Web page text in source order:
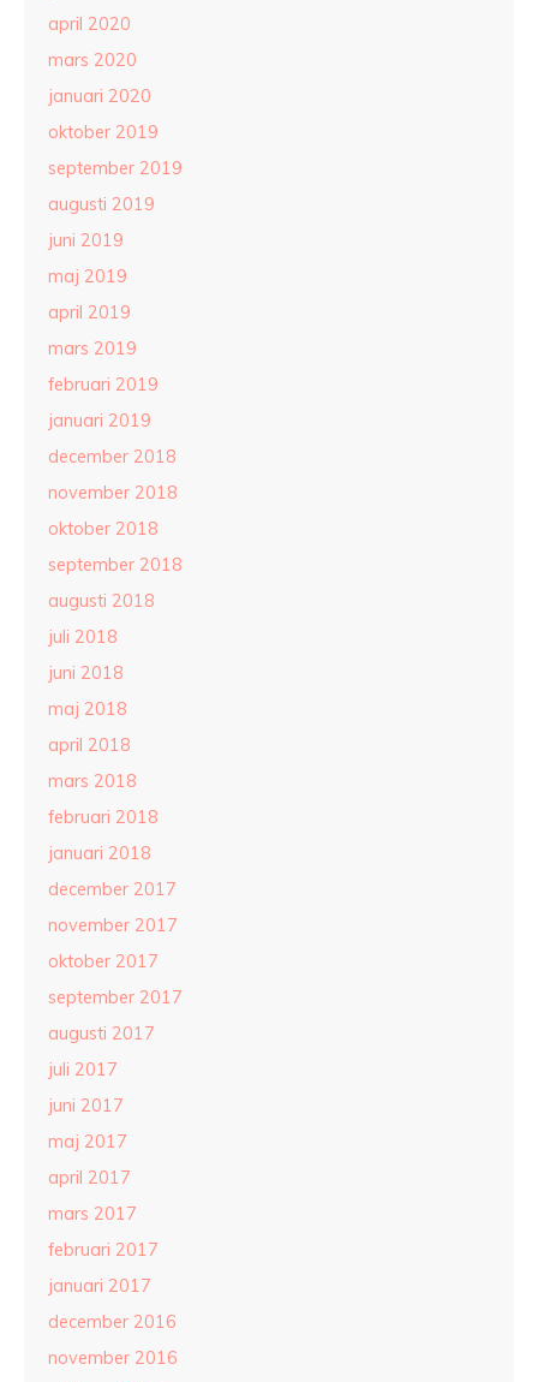
april 2020
mars 2020
januari 2020
oktober 2019
september 2019
augusti 2019
juni 2019
maj 2019
april 2019
mars 2019
februari 2019
januari 2019
december 2018
november 2018
oktober 2018
september 2018
augusti 2018
juli 2018
juni 2018
maj 2018
april 2018
mars 2018
februari 2018
januari 2018
december 2017
november 2017
oktober 2017
september 2017
augusti 2017
juli 2017
juni 2017
maj 2017
april 2017
mars 2017
februari 2017
januari 2017
december 2016
november 2016